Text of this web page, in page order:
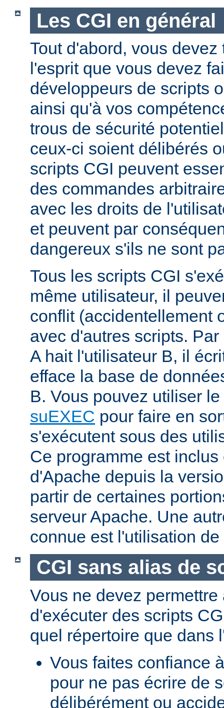
Les CGI en général
Tout d'abord, vous
l'esprit que vous devez
développeurs de scripts
ainsi qu'à vos
trous de sécurité
ceux-ci soient délibérés
scripts CGI peuvent
des commandes
avec les droits de
et peuvent par
dangereux s'ils ne sont
Tous les scripts CGI
même utilisateur, il
conflit (accidentellement
avec d'autres scripts.
A hait l'utilisateur B, il
efface la base de
B. Vous pouvez utiliser
suEXEC pour faire en
s'exécutent sous des
Ce programme est
d'Apache depuis la
partir de certaines
serveur Apache. Une
connue est l'utilisation de
CGI sans alias de
Vous ne devez
d'exécuter des scripts
quel répertoire que dans
Vous faites confiance
pour ne pas écrire de
délibérément ou